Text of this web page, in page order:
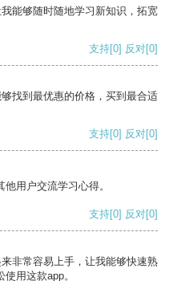
能够随时随地学习新知识，拓宽
支持[0] 反对[0]
找到最优惠的价格，买到最合适
支持[0] 反对[0]
用户交流学习心得。
支持[0] 反对[0]
非常容易上手，让我能够快速熟
用这款app。